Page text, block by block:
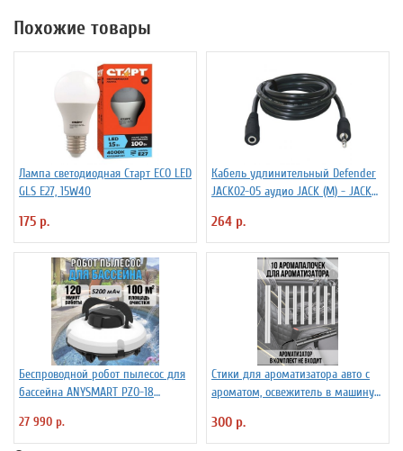
Похожие товары
Лампа светодиодная Старт ECO LED
GLS E27, 15W40
175 р.
Кабель удлинительный Defender
JACK02-05 аудио JACK (M) - JACK
264 р.
Беспроводной робот пылесос для
бассейна ANYSMART PZO-18
27 990 р.
Стики для ароматизатора авто с
ароматом, освежитель в машину
300 р.